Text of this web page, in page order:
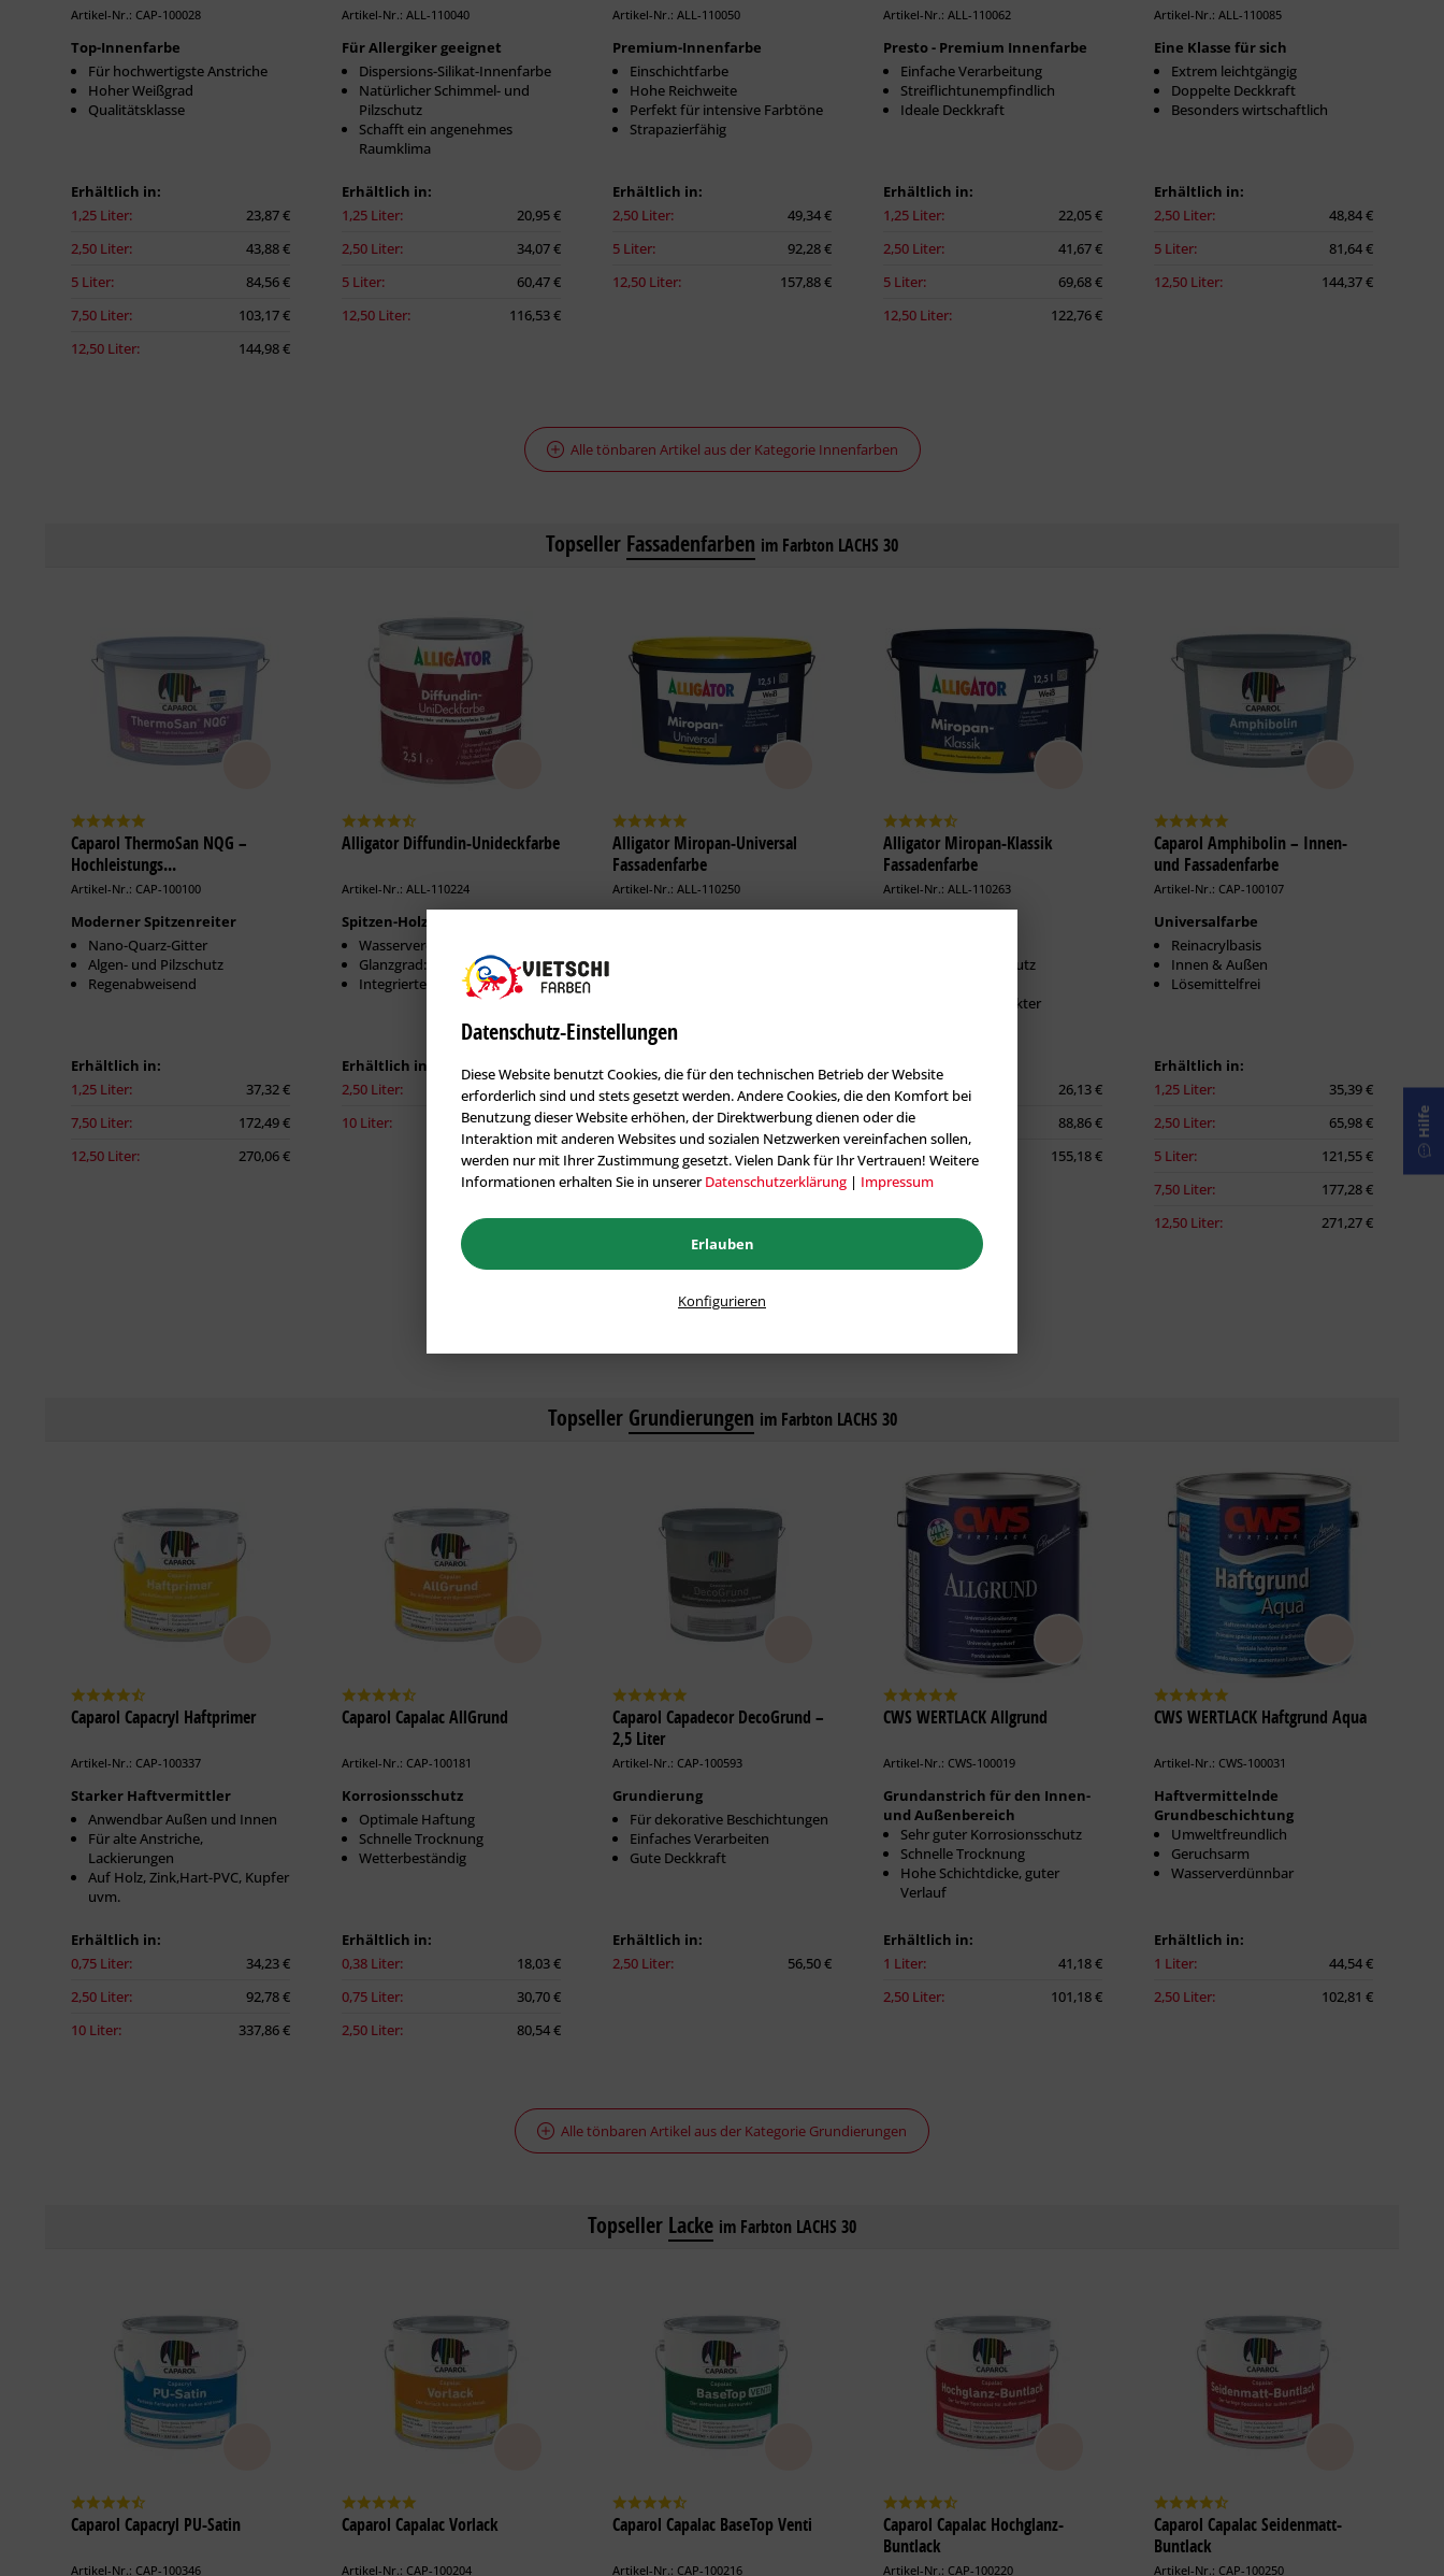
Artikel-Nr.: CAP-100028
Top-Innenfarbe
Für hochwertigste Anstriche
Hoher Weißgrad
Qualitätsklasse
Erhältlich in:
1,25 Liter:
23,87 €
2,50 Liter:
43,88 €
5 Liter:
84,56 €
7,50 Liter:
103,17 €
12,50 Liter:
144,98 €
Artikel-Nr.: ALL-110040
Für Allergiker geeignet
Dispersions-Silikat-Innenfarbe
Natürlicher Schimmel- und
Pilzschutz
Schafft ein angenehmes
Raumklima
Erhältlich in:
1,25 Liter:
20,95 €
2,50 Liter:
34,07 €
5 Liter:
60,47 €
12,50 Liter:
116,53 €
Artikel-Nr.: ALL-110050
Premium-Innenfarbe
Einschichtfarbe
Hohe Reichweite
Perfekt für intensive Farbtöne
Strapazierfähig
Erhältlich in:
2,50 Liter:
49,34 €
5 Liter:
92,28 €
12,50 Liter:
157,88 €
Artikel-Nr.: ALL-110062
Presto - Premium Innenfarbe
Einfache Verarbeitung
Streiflichtunempfindlich
Ideale Deckkraft
Erhältlich in:
1,25 Liter:
22,05 €
2,50 Liter:
41,67 €
5 Liter:
69,68 €
12,50 Liter:
122,76 €
Artikel-Nr.: ALL-110085
Eine Klasse für sich
Extrem leichtgängig
Doppelte Deckkraft
Besonders wirtschaftlich
Erhältlich in:
2,50 Liter:
48,84 €
5 Liter:
81,64 €
12,50 Liter:
144,37 €
Alle tönbaren Artikel aus der Kategorie Innenfarben
Topseller Fassadenfarben im Farbton LACHS 30
Caparol ThermoSan NQG –
Hochleistungs...
Artikel-Nr.: CAP-100100
Moderner Spitzenreiter
Nano-Quarz-Gitter
Algen- und Pilzschutz
Regenabweisend
Erhältlich in:
1,25 Liter:
37,32 €
7,50 Liter:
172,49 €
12,50 Liter:
270,06 €
Alligator Diffundin-Unideckfarbe
Artikel-Nr.: ALL-110224
Spitzen-Holzfarbe
Wasserverdünnbar
Glanzgrad: Seidenmatt
Integrierte Isolierwirkung
Erhältlich in:
2,50 Liter:
98,12 €
10 Liter:
324,08 €
Alligator Miropan-Universal
Fassadenfarbe
Artikel-Nr.: ALL-110250
Erhältlich in:
1,25 Liter:
35,89 €
2,50 Liter:
67,31 €
5 Liter:
123,92 €
12,50 Liter:
224,36 €
Alligator Miropan-Klassik
Fassadenfarbe
Artikel-Nr.: ALL-110263
Algen- und Pilzschutz
Oberflächencharakter
Erhältlich in:
1,25 Liter:
26,13 €
5 Liter:
88,86 €
12,50 Liter:
155,18 €
Caparol Amphibolin – Innen-
und Fassadenfarbe
Artikel-Nr.: CAP-100107
Universalfarbe
Reinacrylbasis
Innen & Außen
Lösemittelfrei
Erhältlich in:
1,25 Liter:
35,39 €
2,50 Liter:
65,98 €
5 Liter:
121,55 €
7,50 Liter:
177,28 €
12,50 Liter:
271,27 €
Topseller Grundierungen im Farbton LACHS 30
Caparol Capacryl Haftprimer
Artikel-Nr.: CAP-100337
Starker Haftvermittler
Anwendbar Außen und Innen
Für alte Anstriche,
Lackierungen
Auf Holz, Zink,Hart-PVC, Kupfer
uvm.
Erhältlich in:
0,75 Liter:
34,23 €
2,50 Liter:
92,78 €
10 Liter:
337,86 €
Caparol Capalac AllGrund
Artikel-Nr.: CAP-100181
Korrosionsschutz
Optimale Haftung
Schnelle Trocknung
Wetterbeständig
Erhältlich in:
0,38 Liter:
18,03 €
0,75 Liter:
30,70 €
2,50 Liter:
80,54 €
Caparol Capadecor DecoGrund –
2,5 Liter
Artikel-Nr.: CAP-100593
Grundierung
Für dekorative Beschichtungen
Einfaches Verarbeiten
Gute Deckkraft
Erhältlich in:
2,50 Liter:
56,50 €
CWS WERTLACK Allgrund
Artikel-Nr.: CWS-100019
Grundanstrich für den Innen-
und Außenbereich
Sehr guter Korrosionsschutz
Schnelle Trocknung
Hohe Schichtdicke, guter
Verlauf
Erhältlich in:
1 Liter:
41,18 €
2,50 Liter:
101,18 €
CWS WERTLACK Haftgrund Aqua
Artikel-Nr.: CWS-100031
Haftvermittelnde
Grundbeschichtung
Umweltfreundlich
Geruchsarm
Wasserverdünnbar
Erhältlich in:
1 Liter:
44,54 €
2,50 Liter:
102,81 €
Alle tönbaren Artikel aus der Kategorie Grundierungen
Topseller Lacke im Farbton LACHS 30
Caparol Capacryl PU-Satin
Artikel-Nr.: CAP-100346
Caparol Capalac Vorlack
Artikel-Nr.: CAP-100204
Caparol Capalac BaseTop Venti
Artikel-Nr.: CAP-100216
Caparol Capalac Hochglanz-
Buntlack
Artikel-Nr.: CAP-100220
Caparol Capalac Seidenmatt-
Buntlack
Artikel-Nr.: CAP-100250
Hilfe
Datenschutz-Einstellungen
Diese Website benutzt Cookies, die für den technischen Betrieb der Website
erforderlich sind und stets gesetzt werden. Andere Cookies, die den Komfort bei
Benutzung dieser Website erhöhen, der Direktwerbung dienen oder die
Interaktion mit anderen Websites und sozialen Netzwerken vereinfachen sollen,
werden nur mit Ihrer Zustimmung gesetzt. Vielen Dank für Ihr Vertrauen! Weitere
Informationen erhalten Sie in unsererDatenschutzerklärung | Impressum
Erlauben
Konfigurieren